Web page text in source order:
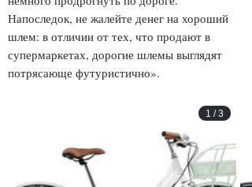
Напоследок, не жалейте денег на хороший
шлем: в отличии от тех, что продают в
супермаркетах, дорогие шлемы выглядят
потрясающе футуристично».
1 /3